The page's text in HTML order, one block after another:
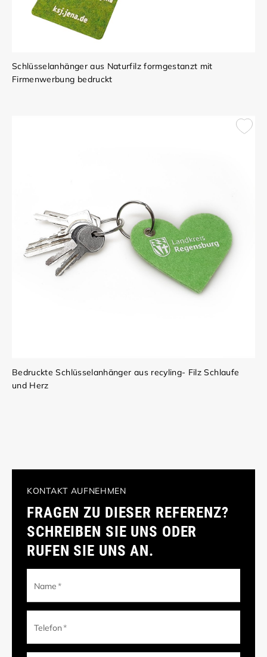
Schlüsselanhänger aus Naturfilz formgestanzt mit
Firmenwerbung bedruckt
Bedruckte Schlüsselanhänger aus recyling- Filz Schlaufe
und Herz
KONTAKT AUFNEHMEN
FRAGEN ZU DIESER REFERENZ?
SCHREIBEN SIE UNS ODER
RUFEN SIE UNS AN.
Name*
Telefon*